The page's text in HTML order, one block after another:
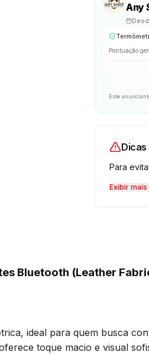
Any
Pontuação
Este
Para
Exibir mais
Bluetooth (Leather
ideal para quem busca
toque macio e visual